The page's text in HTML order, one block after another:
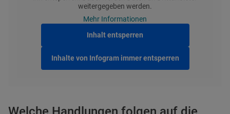
weitergegeben werden.
Mehr Informationen
Inhalt entsperren
Inhalte von Infogram immer entsperren